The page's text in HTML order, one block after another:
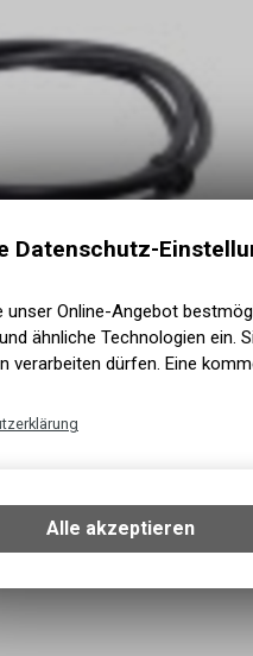
Datenschutz-
unser Online-Angebot
ähnliche Technologien ein.
verarbeiten dürfen. Eine
Ihrem Gerät, um die
Verwendung des
zulassen.
Alle akzeptieren